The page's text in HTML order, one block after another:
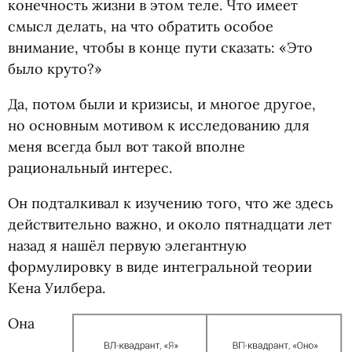
конечность жизни в этом теле. Что имеет
смысл делать, на что обратить особое
внимание, чтобы в конце пути сказать: «Это
было круто?»
Да, потом были и кризисы, и многое другое,
но основным мотивом к исследованию для
меня всегда был вот такой вполне
рациональный интерес.
Он подталкивал к изучению того, что же здесь
действительно важно, и около пятнадцати лет
назад я нашёл первую элегантную
формулировку в виде интегральной теории
Кена Уилбера.
Она